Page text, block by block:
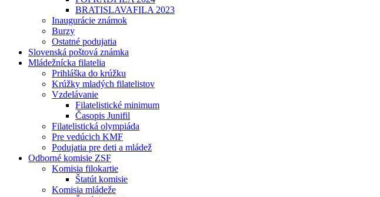
BRATISLAVAFILA 2023
Inaugurácie známok
Burzy
Ostatné podujatia
Slovenská poštová známka
Mládežnícka filatelia
Prihláška do krúžku
Krúžky mladých filatelistov
Vzdelávanie
Filatelistické minimum
Časopis Junifil
Filatelistická olympiáda
Pre vedúcich KMF
Podujatia pre deti a mládež
Odborné komisie ZSF
Komisia filokartie
Štatút komisie
Komisia mládeže